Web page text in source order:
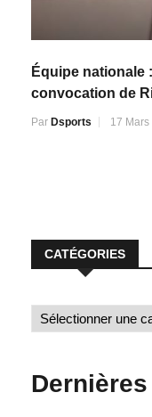
Équipe nationale
convocation de
Par Dsports 17 Mars
CATÉGORIES